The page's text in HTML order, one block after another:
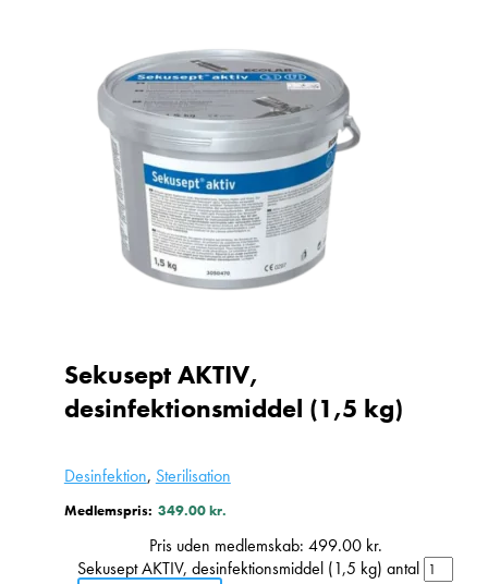
Desinfektion, Sterilisation
Sekusept AKTIV,
desinfektionsmiddel (1,5 kg)
Medlemspris: 349.00kr.
Pris uden medlemskab: 499.00 kr.
Sekusept AKTIV, desinfektionsmiddel (1,5 kg) antal